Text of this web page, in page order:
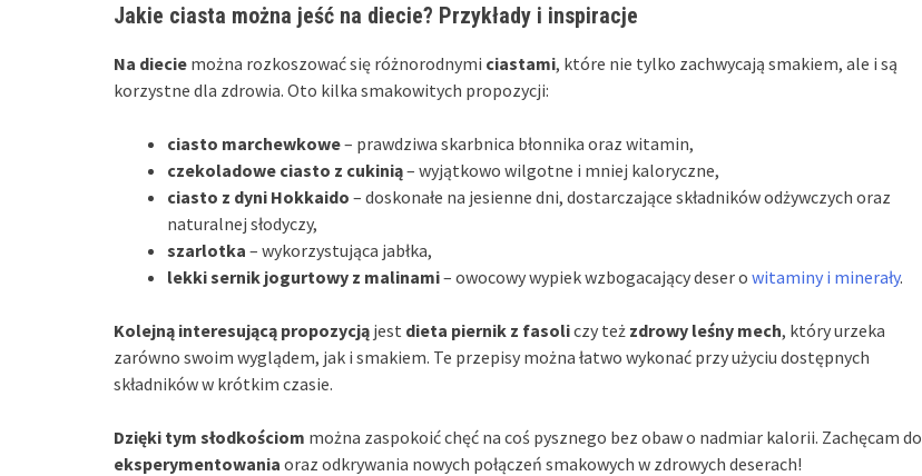
Jakie ciasta można jeść na diecie? Przykłady i inspiracje
Na diecie można rozkoszować się różnorodnymi ciastami, które nie tylko zachwycają smakiem, ale i są
korzystne dla zdrowia. Oto kilka smakowitych propozycji:
ciasto marchewkowe– prawdziwa skarbnica błonnika oraz witamin,
czekoladowe ciasto z cukinią– wyjątkowo wilgotne i mniej kaloryczne,
ciasto z dyni Hokkaido – doskonałe na jesienne dni, dostarczające składników odżywczych oraz
naturalnej słodyczy,
szarlotka – wykorzystująca jabłka,
lekki sernik jogurtowy z malinami– owocowy wypiek wzbogacający deser o witaminy i minerały.
Kolejną interesującą propozycją jest dieta piernik z fasoliczy też zdrowy leśny mech, który urzeka
zarówno swoim wyglądem, jak i smakiem. Te przepisy można łatwo wykonać przy użyciu dostępnych
składników w krótkim czasie.
Dzięki tym słodkościom można zaspokoić chęć na coś pysznego bez obaw o nadmiar kalorii. Zachęcam do
eksperymentowania oraz odkrywania nowych połączeń smakowych w zdrowych deserach!